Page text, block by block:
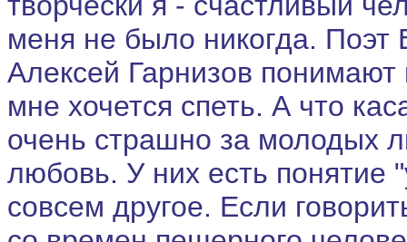
меня не было никогда. Поэт
Алексей Гарнизов
мне хочется спеть. А что
очень страшно за молодых
любовь. У них есть понятие
совсем другое. Если